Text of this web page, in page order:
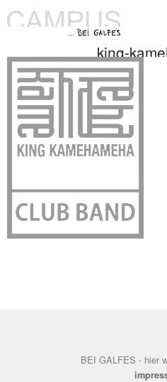
king-
BEI GALFES - hier